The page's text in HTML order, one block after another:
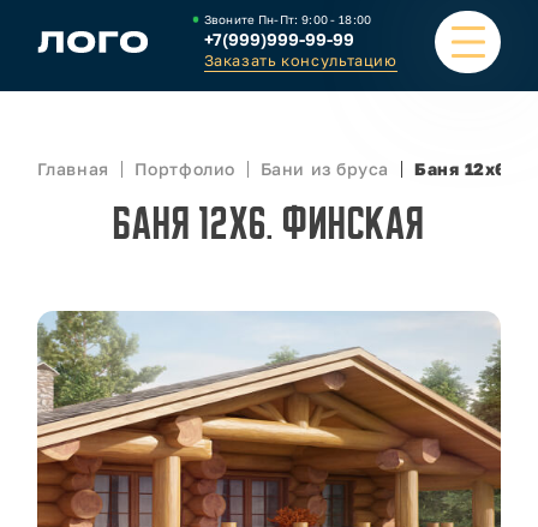
Звоните Пн-Пт: 9:00 - 18:00
+7(999)999-99-99
Заказать консультацию
КАТАЛОГ
О КОМПАНИИ
СТАТЬИ
ВАКАНСИИ
КОНТАКТЫ
Главная Портфолио Бани из бруса Баня 12х6.
Баня 12х6. Финская